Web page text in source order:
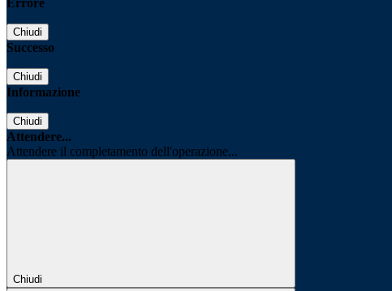
Errore
Chiudi
Successo
Chiudi
Informazione
Chiudi
Attendere...
Attendere il completamento dell'operazione...
Chiudi